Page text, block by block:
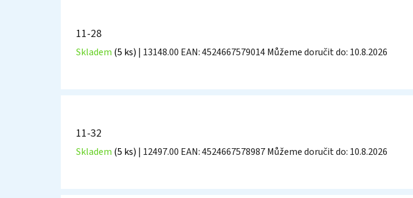
11-28
Skladem (5 ks) | 13148.00 EAN:4524667579014Můžeme doručit do: 10.8.2026
11-32
Skladem (5 ks) | 12497.00 EAN:4524667578987Můžeme doručit do: 10.8.2026